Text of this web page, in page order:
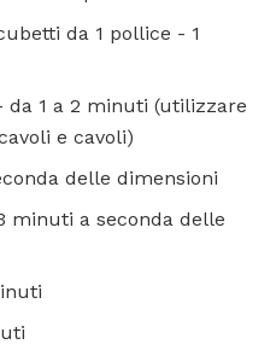
da 1 pollice - 1
da 1 a 2 minuti (utilizzare
e cavoli)
delle dimensioni
minuti a seconda delle